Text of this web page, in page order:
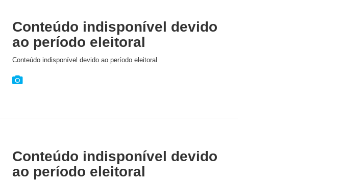
Conteúdo indisponível devido
ao período eleitoral
Conteúdo indisponível devido ao período eleitoral
Conteúdo indisponível devido
ao período eleitoral